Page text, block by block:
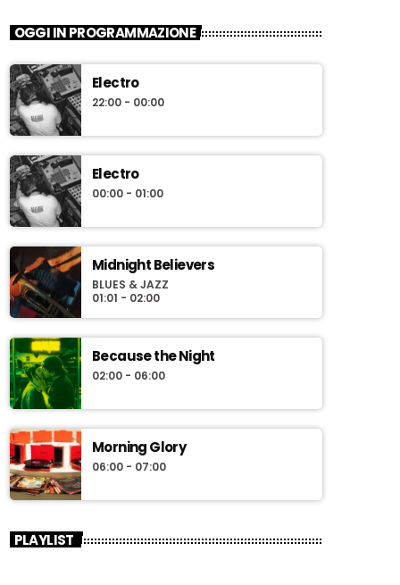
OGGI IN PROGRAMMAZIONE
Electro
22:00 - 00:00
Electro
00:00 - 01:00
Midnight Believers
BLUES & JAZZ
01:01 - 02:00
Because the Night
02:00 - 06:00
Morning Glory
06:00 - 07:00
PLAYLIST